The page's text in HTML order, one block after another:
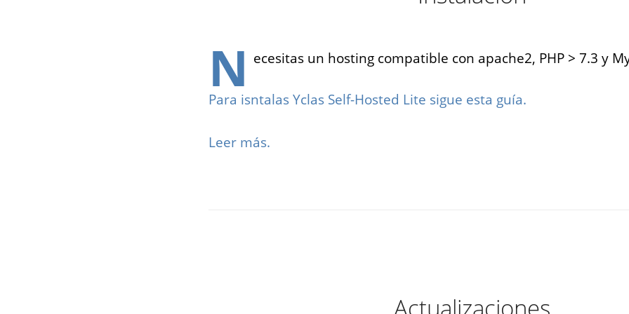
Para las agencias de
poner todas sus vacantes
Construye un mercado
N ecesitas un hosting compatible con apache2, PHP > 7.3 y
Para isntalas Yclas Self-Hosted Lite sigue esta guía.
Leer más.